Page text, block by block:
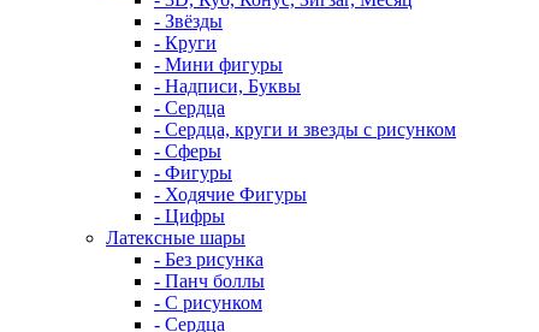
- Звёзды
- Круги
- Мини фигуры
- Надписи, Буквы
- Сердца
- Сердца, круги и звезды с рисунком
- Сферы
- Фигуры
- Ходячие Фигуры
- Цифры
Латексные шары
- Без рисунка
- Панч боллы
- С рисунком
- Сердца